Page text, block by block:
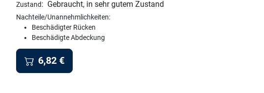
Zustand: Gebraucht, in sehr gutem Zustand
Nachteile/Unannehmlichkeiten:
Beschädigter Rücken
Beschädigte Abdeckung
6,82 €